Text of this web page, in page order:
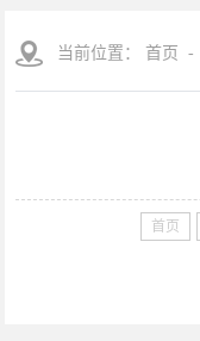
当前位置： 首页 -
首页